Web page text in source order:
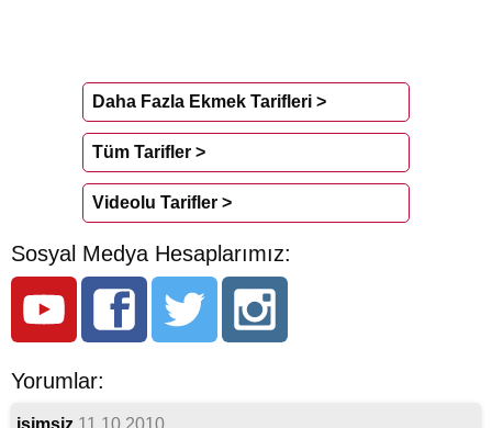
Daha Fazla Ekmek Tarifleri >
Tüm Tarifler >
Videolu Tarifler >
Sosyal Medya Hesaplarımız:
Yorumlar:
isimsiz 11.10.2010